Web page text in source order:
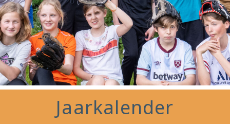
Jaarkalender